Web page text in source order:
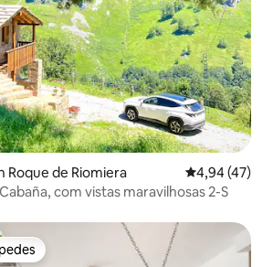
Roque de Riomiera 4,94 de uma
4,94 (47)
com vistas maravilhosas 2-S